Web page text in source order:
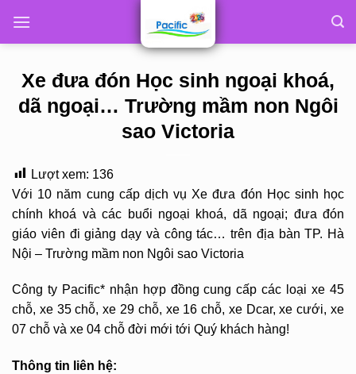
Xe đưa đón Học sinh ngoại khoá,
dã ngoại… Trường mầm non Ngôi
sao Victoria
Lượt xem: 136
Với 10 năm cung cấp dịch vụ Xe đưa đón Học sinh học
chính khoá và các buổi ngoại khoá, dã ngoại; đưa đón
giáo viên đi giảng dạy và công tác… trên địa bàn TP. Hà
Nội – Trường mầm non Ngôi sao Victoria
Công ty Pacific* nhận hợp đồng cung cấp các loại xe 45
chỗ, xe 35 chỗ, xe 29 chỗ, xe 16 chỗ, xe Dcar, xe cưới, xe
07 chỗ và xe 04 chỗ đời mới tới Quý khách hàng!
Thông tin liên hệ: